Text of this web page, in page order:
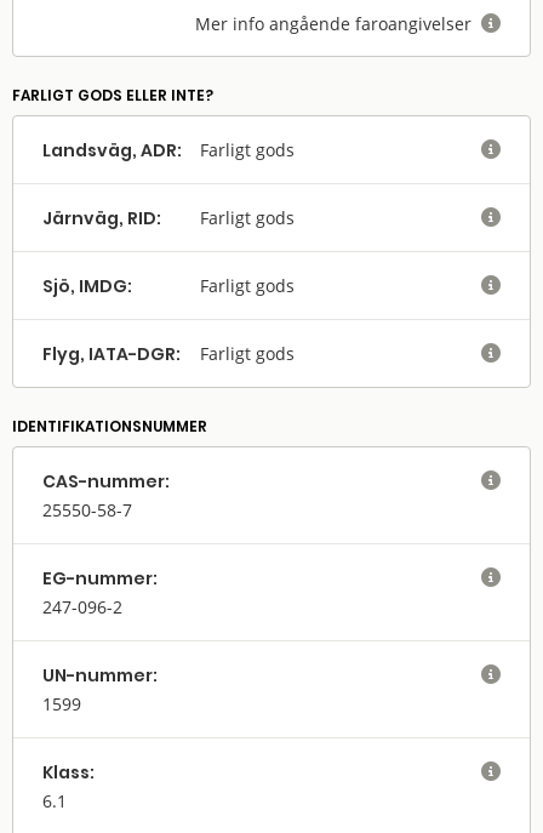
Mer info angående faroangivelser 
FARLIGT GODS ELLER INTE?
Landsväg, ADR: Farligt gods 
Järnväg, RID: Farligt gods 
Sjö, IMDG: Farligt gods 
Flyg, IATA-DGR: Farligt gods 
IDENTIFIKATIONSNUMMER
CAS-nummer:
25550-58-7

EG-nummer:
247-096-2

UN-nummer:
1599

Klass:
6.1
